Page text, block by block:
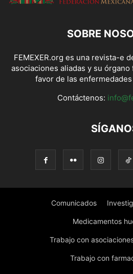
SOBRE
FEMEXER.org es una revista-e
asociaciones aliadas y su
favor de las
Contáctenos:
Comunicados
Medicamentos
Trabajo con
Trabajo con